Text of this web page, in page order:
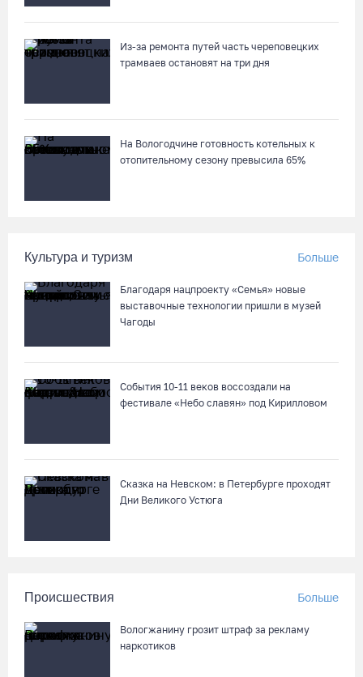
Из-за ремонта путей часть череповецких
трамваев остановят на три дня
На Вологодчине готовность котельных к
отопительному сезону превысила 65%
Культура и туризм Больше
Благодаря нацпроекту «Семья» новые
выставочные технологии пришли в музей
Чагоды
События 10-11 веков воссоздали на
фестивале «Небо славян» под Кирилловом
Сказка на Невском: в Петербурге проходят
Дни Великого Устюга
Происшествия Больше
Вологжанину грозит штраф за рекламу
наркотиков